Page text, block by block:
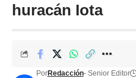
huracán Iota
PorRedacción- Senior Editor